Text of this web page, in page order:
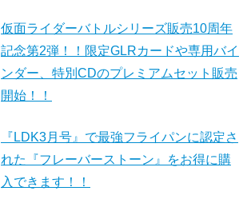
仮面ライダーバトルシリーズ販売10周年
記念第2弾！！限定GLRカードや専用バイ
ンダー、特別CDのプレミアムセット販売
開始！！
『LDK3月号』で最強フライパンに認定さ
れた『フレーバーストーン』をお得に購
入できます！！